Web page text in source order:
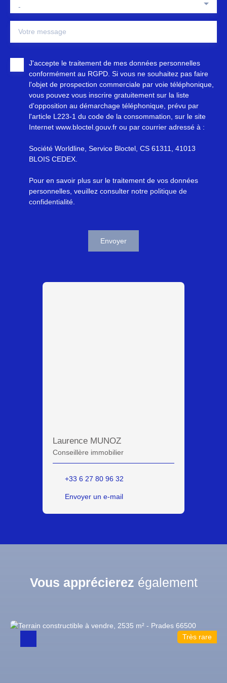
-
Votre message
J'accepte le traitement de mes données personnelles
conformément au RGPD. Si vous ne souhaitez pas faire
l'objet de prospection commerciale par voie téléphonique,
vous pouvez vous inscrire gratuitement sur la liste
d'opposition au démarchage téléphonique, prévu par
l'article L223-1 du code de la consommation, sur le site
Internet www.bloctel.gouv.fr ou par courrier adressé à :
Société Worldline, Service Bloctel, CS 61311, 41013
BLOIS CEDEX.
Pour en savoir plus sur le traitement de vos données
personnelles, veuillez consulter notre politique de
confidentialité
Envoyer
Laurence MUNOZ
Conseillère immobilier
+33 6 27 80 96 32
Envoyer un e-mail
Vous apprécierez également
Très rare